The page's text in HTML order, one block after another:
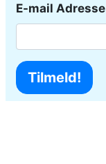
E-mail Adresse